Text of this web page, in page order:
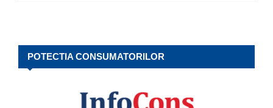
POTECTIA CONSUMATORILOR